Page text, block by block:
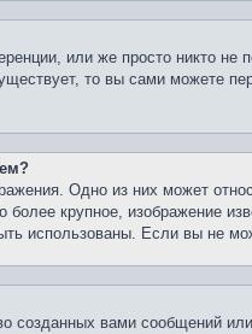
или же просто никто
то вы сами
Одно из них может
крупное, изображение
использованы. Если вы не
вами сообщений